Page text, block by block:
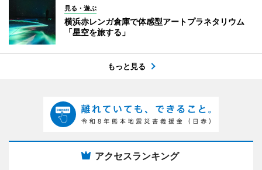
見る・遊ぶ
横浜赤レンガ倉庫で体感型アートプラネタリウム
「星空を旅する」
もっと見る
アクセスランキング